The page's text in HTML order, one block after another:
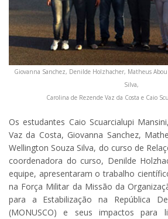
Giovanna Sanchez, Denilde Holzhacher, Matheus
Silva,
Carolina de Rezende Vaz da Costa e Caio
Os estudantes Caio Scuarcialupi
Vaz da Costa, Giovanna Sanchez,
Wellington Souza Silva, do curso de
coordenadora do curso, Denilde
equipe, apresentaram o trabalho
na Força Militar da Missão da
para a Estabilização na República
(MONUSCO) e seus impactos para